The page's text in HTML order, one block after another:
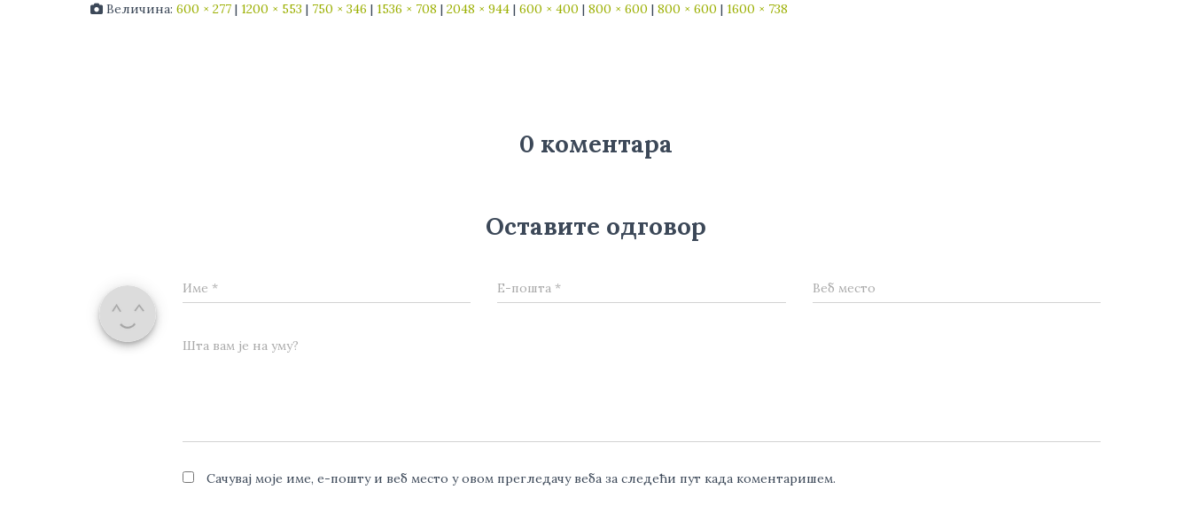
Величина: 600 × 277 | 1200 × 553 | 750 × 346 | 1536 × 708 | 2048 × 944 | 600 × 400 | 800 × 600 | 800 × 600 | 1600 × 738
0 коментара
Оставите одговор
Име * Е-пошта * Веб место
Шта вам је на уму?
Сачувај моје име, е-пошту и веб место у овом прегледачу веба за следећи пут када коментаришем.